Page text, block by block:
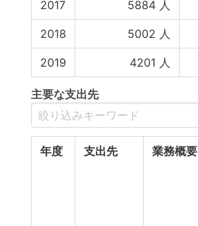
2017 5884 人
2018 5002 人
2019 4201 人
主要な支出先
年度 支出先 業務概要